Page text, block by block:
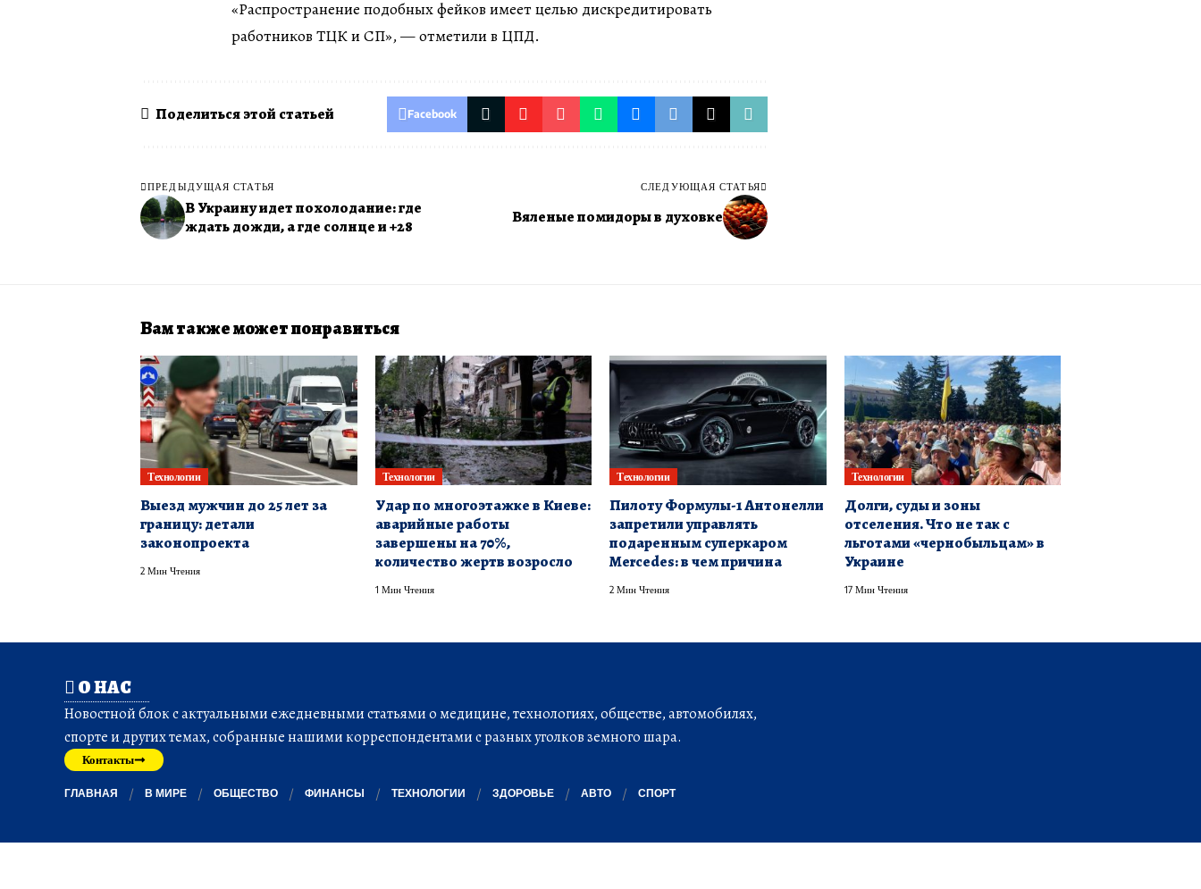
«Распространение подобных фейков имеет целью дискредитировать
работников ТЦК и СП», — отметили в ЦПД.
Поделиться этой статьей Facebook
ПРЕДЫДУЩАЯ СТАТЬЯ
В Украину идет похолодание: где
ждать дожди, а где солнце и +28
СЛЕДУЮЩАЯ СТАТЬЯ
Вяленые помидоры в духовке
Вам также может понравиться
Технологии
Выезд мужчин до 25 лет за
границу: детали
законопроекта
2 Мин Чтения
Технологии
Удар по многоэтажке в Киеве:
аварийные работы
завершены на 70%,
количество жертв возросло
1 Мин Чтения
Технологии
Пилоту Формулы-1 Антонелли
запретили управлять
подаренным суперкаром
Mercedes: в чем причина
2 Мин Чтения
Технологии
Долги, суды и зоны
отселения. Что не так с
льготами «чернобыльцам» в
Украине
17 Мин Чтения
О НАС
Новостной блок с актуальными ежедневными статьями о медицине, технологиях, обществе, автомобилях,
спорте и других темах, собранные нашими корреспондентами с разных уголков земного шара.
Контакты
ГЛАВНАЯ В МИРЕ ОБЩЕСТВО ФИНАНСЫ ТЕХНОЛОГИИ ЗДОРОВЬЕ АВТО СПОРТ